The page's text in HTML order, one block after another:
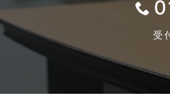
受